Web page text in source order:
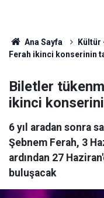
Ana Sayfa Kültür
Ferah ikinci konserinin
Biletler
ikinci
6 yıl aradan sonra
Şebnem Ferah, 3
ardından 27
buluşacak